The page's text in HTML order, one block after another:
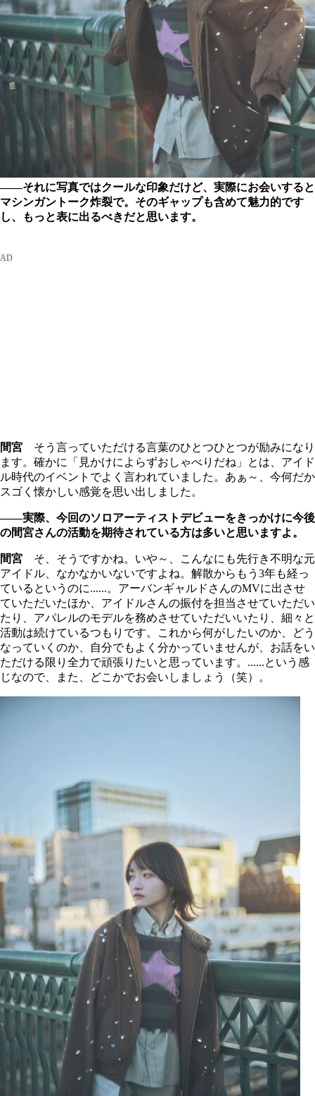
――それに写真ではクールな印象だけど、実際にお会いすると
マシンガントーク炸裂で。そのギャップも含めて魅力的です
し、もっと表に出るべきだと思います。
間宮 そう言っていただける言葉のひとつひとつが励みになり
ます。確かに「見かけによらずおしゃべりだね」とは、アイド
ル時代のイベントでよく言われていました。あぁ～、今何だか
スゴく懐かしい感覚を思い出しました。
――実際、今回のソロアーティストデビューをきっかけに今後
の間宮さんの活動を期待されている方は多いと思いますよ。
間宮 そ、そうですかね。いや～、こんなにも先行き不明な元
アイドル、なかなかいないですよね。解散からもう3年も経っ
ているというのに......。アーバンギャルドさんのMVに出させ
ていただいたほか、アイドルさんの振付を担当させていただい
たり、アパレルのモデルを務めさせていただいいたり、細々と
活動は続けているつもりです。これから何がしたいのか、どう
なっていくのか、自分でもよく分かっていませんが、お話をい
ただける限り全力で頑張りたいと思っています。......という感
じなので、また、どこかでお会いしましょう（笑）。